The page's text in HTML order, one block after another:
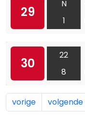
29
N
1
30
22
8
vorige volgende